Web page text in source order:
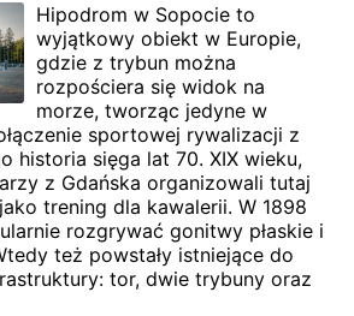
Hipodrom w Sopocie to
wyjątkowy obiekt w Europie,
gdzie z trybun można
rozpościera się widok na
morze, tworząc jedyne w
sportowej rywalizacji z
historia sięga lat 70. XIX wieku,
z Gdańska organizowali tutaj
trening dla kawalerii. W 1898
rozgrywać gonitwy płaskie i
też powstały istniejące do
tor, dwie trybuny oraz